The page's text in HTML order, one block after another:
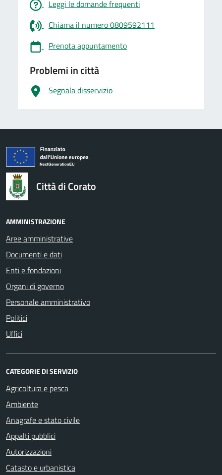
Leggi le domande frequenti
Chiama il numero 0809592111
Prenota appuntamento
Problemi in città
Segnala disservizio
logo Unione Europea
Città di Corato
AMMINISTRAZIONE
Aree amministrative
Documenti e dati
Enti e fondazioni
Organi di governo
Personale amministrativo
Politici
Uffici
CATEGORIE DI SERVIZIO
Agricoltura e pesca
Ambiente
Anagrafe e stato civile
Appalti pubblici
Autorizzazioni
Catasto e urbanistica